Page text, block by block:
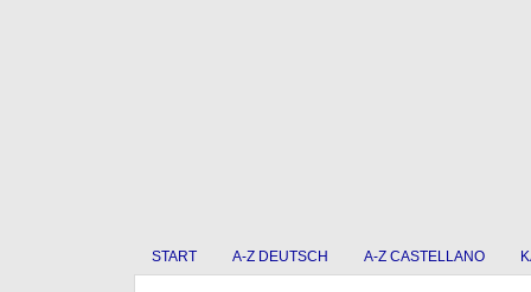
START A-Z DEUTSCH A-Z CASTELLANO